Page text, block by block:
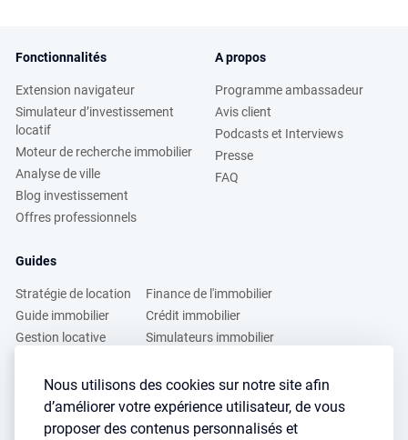
Nous utilisons des cookies sur notre site afin
d’améliorer votre expérience utilisateur, de vous
proposer des contenus personnalisés et
Fonctionnalités
Extension navigateur
Simulateur d’investissement
locatif
Moteur de recherche immobilier
Analyse de ville
Blog investissement
Offres professionnels
A propos
Programme ambassadeur
Avis client
Podcasts et Interviews
Presse
FAQ
Guides
Stratégie de location
Guide immobilier
Gestion locative
Finance de l'immobilier
Crédit immobilier
Simulateurs immobilier
Vous voulez apprendre à investir dans l’immobilier ?
Inscrivez vous à notre newsletter gratuite :